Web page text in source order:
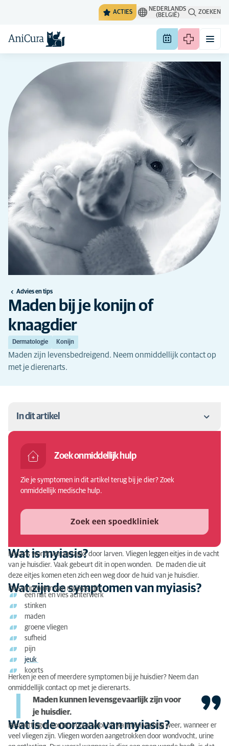
ACTIES
NEDERLANDS
(BELGIË)
ZOEKEN
Advies en tips
Maden bij je konijn of
knaagdier
Dermatologie Konijn
Maden zijn levensbedreigend. Neem onmiddellijk contact op
met je dierenarts.
In dit artikel
Wat is de oorzaak van myiasis?
Wat kan je er zelf aan doen?
Maden bij je konijn of knaagdier: de diagnose
Maden bij je konijn of knaagdier: de behandeling
Zoek onmiddellijk hulp
Zie je symptomen in dit artikel terug bij je dier? Zoek
onmiddellijk medische hulp.
Zoek een spoedkliniek
Wat is myiasis?
Myiasis wordt veroorzaakt door larven. Vliegen leggen eitjes in de vacht
van je huisdier. Vaak gebeurt dit in open wonden. De maden die uit
deze eitjes komen eten zich een weg door de huid van je huisdier.
Wat zijn de symptomen van myiasis?
De symptomen van myiasis zijn:
een nat en vies achterwerk
stinken
maden
groene vliegen
sufheid
pijn
jeuk
koorts
Herken je een of meerdere symptomen bij je huisdier? Neem dan
onmiddellijk contact op met je dierenarts.
Maden kunnen levensgevaarlijk zijn voor
je huisdier.
Wat is de oorzaak van myiasis?
Besmettingen komen vooral voor bij warm en vochtig weer, wanneer er
veel vliegen zijn. Vliegen worden aangetrokken door wondvocht, urine